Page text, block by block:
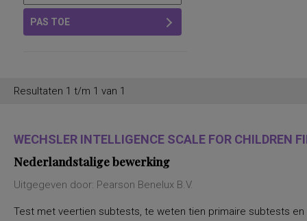
PAS TOE
Resultaten 1 t/m 1 van 1
WECHSLER INTELLIGENCE SCALE FOR CHILDREN
Nederlandstalige bewerking
Uitgegeven door: Pearson Benelux B.V.
Test met veertien subtests, te weten tien primaire subtests